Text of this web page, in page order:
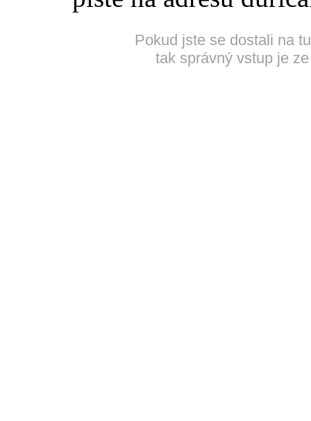
Pokud jste se dostali na
tak správný vstup je